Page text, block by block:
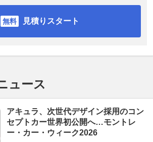
見積りスタート
ュース
アキュラ、次世代デザイン採用のコン
セプトカー世界初公開へ…モントレ
ー・カー・ウィーク2026